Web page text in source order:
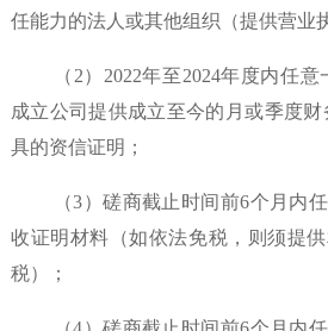
任能力的法人或其他组织（提供营业
（2）2022年至2024年度内任意
成立公司提供成立至今的月或季度
具的资信证明；
（3）磋商截止时间前6个月内
收证明材料（如依法免税，则须提
税）；